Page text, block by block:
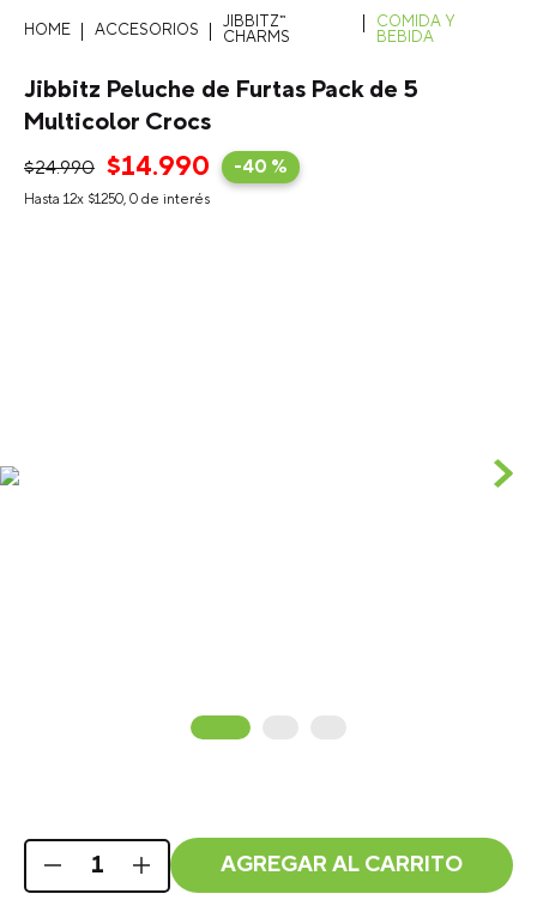
ACCESORIOS
JIBBITZ™
CHARMS
COMIDA Y
BEBIDA
Jibbitz Peluche de Furtas Pack de 5
Multicolor Crocs
$24.990 $14.990 -40 %
Hasta 12x $1250, 0 de interés
AGREGAR AL CARRITO